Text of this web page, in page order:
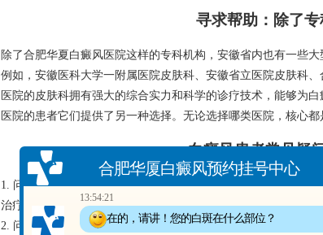
寻求帮助：除了
除了合肥华夏白癜风医院这样的专科机构，安徽省内也有一些
例如，安徽医科大学一附属医院皮肤科、安徽省立医院皮肤科
医院的皮肤科拥有强大的综合实力和科学的诊疗技术，能够为
医院的患者它们提供了另一种选择。无论选择哪类医院，核心
白癜风患者常见疑
1. 问：白癜风治疗费用为何差异大？答：费用差异主要取决于
治疗周期长短。
2. 问：除了医疗费用，还有哪些隐性成本？答：可能包括交通
合肥华厦白癜风预约挂号中心
13:54:21
在的，请讲！您的白斑在什么部位？